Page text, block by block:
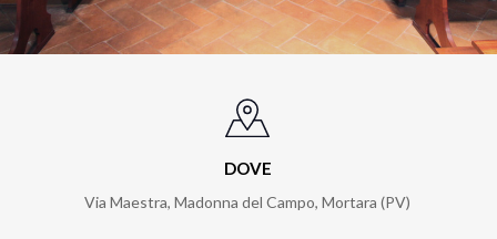
DOVE
Via Maestra, Madonna del Campo, Mortara (PV)